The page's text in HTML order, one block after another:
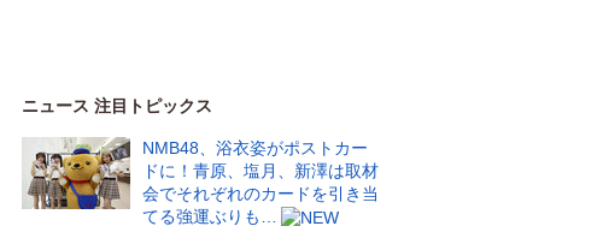
ニュース 注目トピックス
NMB48、浴衣姿がポストカー
ドに！青原、塩月、新澤は取材
会でそれぞれのカードを引き当
てる強運ぶりも…